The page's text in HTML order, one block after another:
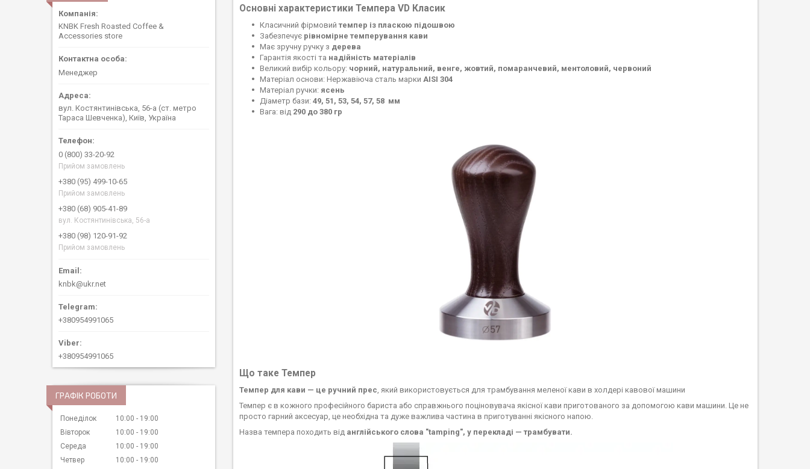
Основні характеристики Темпера VD Класик
Класичний фірмовийтемпер із пласкою підошвою
Забезпечує рівномірне темперування кави
Має зручну ручку з дерева
Гарантія якості та надійність матеріалів
Великий вибір кольору: чорний, натуральний, венге, жовтий, помаранчевий, ментоловий, червоний
Матеріал основи: Нержавіюча сталь марки AISI 304
Матеріал ручки: ясень
Діаметр бази: 49, 51, 53, 54, 57, 58 мм
Вага: від 290 до 380 гр
Що таке Темпер
Темпер для кави — це ручний прес , який використовується для трамбування меленої кави в холдері кавової машини
Темпер є в кожного професійного бариста або справжнього поціновувача якісної кави приготованого за допомогою кави машини. Це не
просто гарний аксесуар, це необхідна та дуже важлива частина в приготуванні якісного напою.
Назва темпера походить від англійського слова "tamping", у перекладі — трамбувати.
KNBK Fresh Roasted Coffee &
Accessories store
Менеджер
вул. Костянтинівська, 56-а (ст. метро
Тараса Шевченка), Київ, Україна
0 (800) 33-20-92
Прийом замовлень
+380 (95) 499-10-65
Прийом замовлень
+380 (68) 905-41-89
вул. Костянтинівська, 56-а
+380 (98) 120-91-92
Прийом замовлень
knbk@ukr.net
+380954991065
+380954991065
ГРАФІК РОБОТИ
Понеділок 10:00
19:00
Вівторок
10:00
19:00
Середа
10:00
19:00
Четвер
10:00
19:00